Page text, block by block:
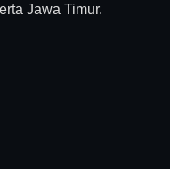
Jawa Timur.